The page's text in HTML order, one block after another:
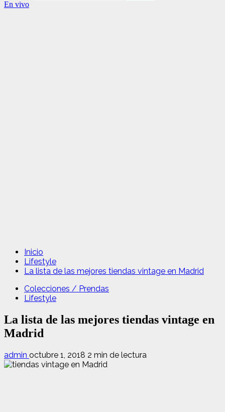
En vivo
Inicio
Lifestyle
La lista de las mejores tiendas vintage en Madrid
Colecciones / Prendas
Lifestyle
La lista de las mejores tiendas vintage en
Madrid
admin octubre 1, 2018 2 min de lectura